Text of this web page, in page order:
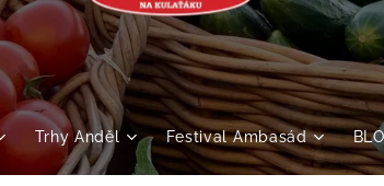
Trhy Anděl Festival Ambasád